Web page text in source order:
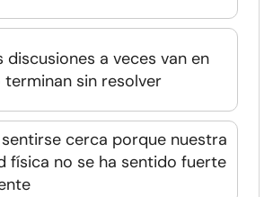
discusiones a veces van en
terminan sin resolver
cerca porque nuestra
física no se ha sentido fuerte